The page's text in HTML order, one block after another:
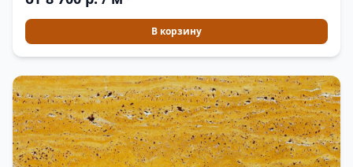
В корзину